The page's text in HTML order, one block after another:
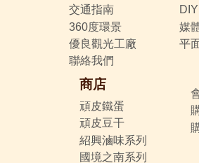
交通指南
360度環景
優良觀光工廠
聯絡我們
媒
平
商店
頑皮鐵蛋
頑皮豆干
紹興滷味系列
國境之南系列